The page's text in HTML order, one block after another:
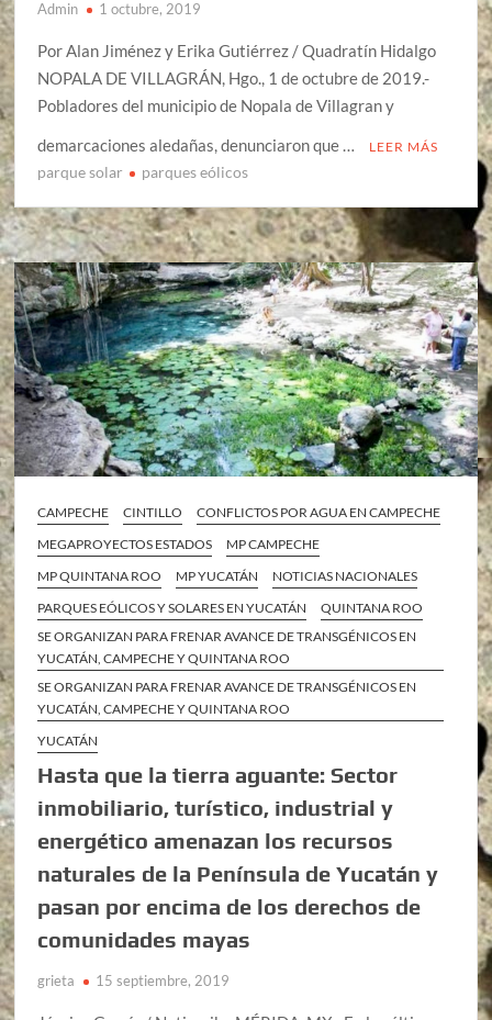
Admin 1 octubre, 2019
Por Alan Jiménez y Erika Gutiérrez / Quadratín Hidalgo
NOPALA DE VILLAGRÁN, Hgo., 1 de octubre de 2019.-
Pobladores del municipio de Nopala de Villagran y
demarcaciones aledañas, denunciaron que …
LEER MÁS
parque solar parques eólicos
CAMPECHE CINTILLO
CONFLICTOS POR AGUA EN CAMPECHE
MEGAPROYECTOS ESTADOS
MP CAMPECHE
MP QUINTANA ROO
MP YUCATÁN
NOTICIAS NACIONALES
PARQUES EÓLICOS Y SOLARES EN YUCATÁN
QUINTANA ROO
SE ORGANIZAN PARA FRENAR AVANCE DE TRANSGÉNICOS EN
YUCATÁN, CAMPECHE Y QUINTANA ROO
SE ORGANIZAN PARA FRENAR AVANCE DE TRANSGÉNICOS EN
YUCATÁN, CAMPECHE Y QUINTANA ROO
YUCATÁN
Hasta que la tierra aguante: Sector
inmobiliario, turístico, industrial y
energético amenazan los recursos
naturales de la Península de Yucatán y
pasan por encima de los derechos de
comunidades mayas
grieta 15 septiembre, 2019